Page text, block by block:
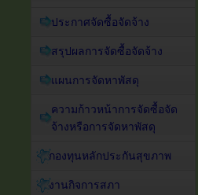
ประกาศจัดซื้อจัดจ้าง
สรุปผลการจัดซื้อจัดจ้าง
แผนการจัดหาพัสดุ
ความก้าวหน้าการจัดซื้อจัด
จ้างหรือการจัดหาพัสดุ
กองทุนหลักประกันสุขภาพ
งานกิจการสภา